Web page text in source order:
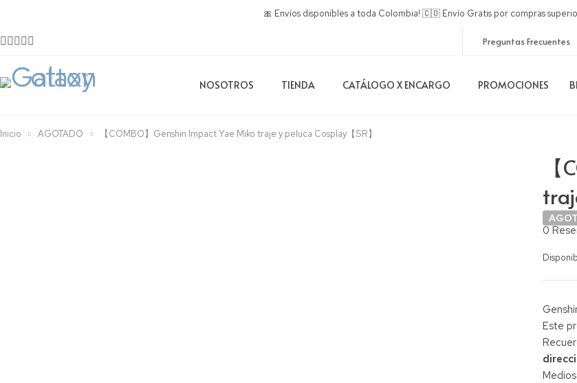
🎀 Envíos disponibles a toda Colombia! 🇨🇴 Envío Gratis por compras
Preguntas Frecuentes
NOSOTROS TIENDA CATÁLOGO X ENCARGO PROMOCIONES
Inicio AGOTADO 【COMBO】Genshin Impact Yae Miko traje y peluca Cosplay【SR】
0
Este